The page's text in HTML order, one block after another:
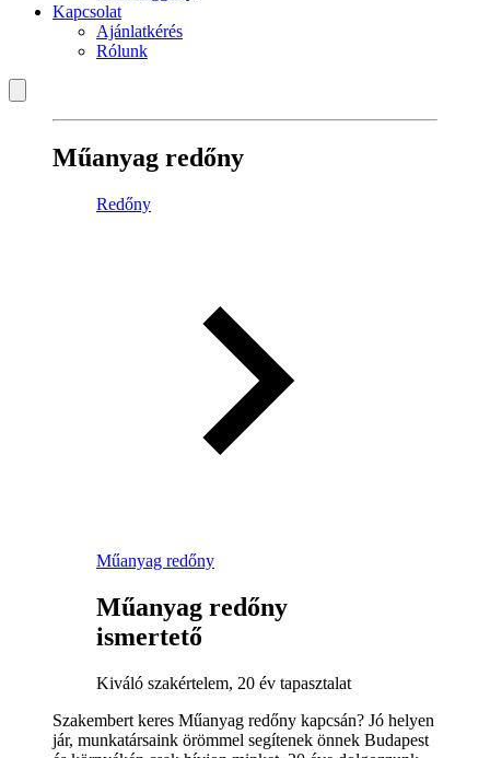
Kapcsolat
Ajánlatkérés
Rólunk
Műanyag redőny
Redőny
Műanyag redőny
Műanyag redőny
ismertető
Kiváló szakértelem, 20 év tapasztalat
Szakembert keres Műanyag redőny kapcsán? Jó helyen
jár, munkatársaink örömmel segítenek önnek Budapest